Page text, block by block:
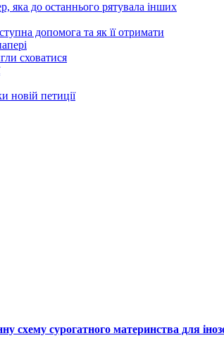
яка до останнього рятувала інших
допомога та як її отримати
сховатися
новій петиції
схему сурогатного материнства для